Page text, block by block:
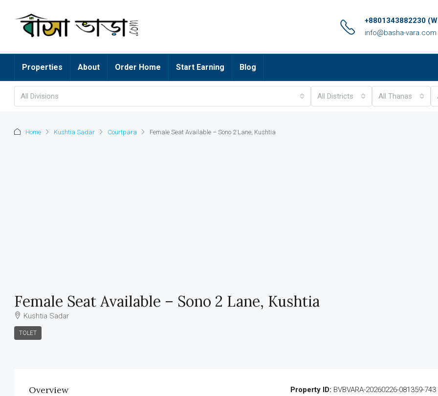
+8801343882230
info@basha-vara.com
Properties About Order Home Start Earning Blog
All Divisions All Districts All Thanas
Home Kushtia Sadar Courtpara Female Seat Available – Sono 2 Lane, Kushtia
Female Seat Available – Sono 2 Lane, Kushtia
Kushtia Sadar
TOLET
Overview Property ID: BVBVARA-20260226-081359-743